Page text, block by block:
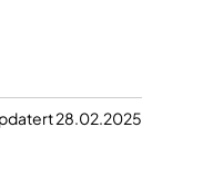
28.02.2025